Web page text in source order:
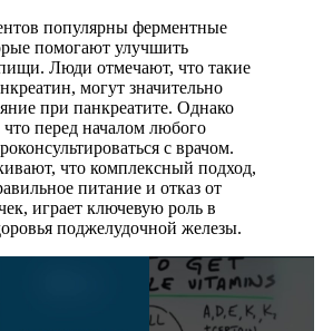
популярны ферментные
помогают улучшить
Люди отмечают, что такие
могут значительно
при панкреатите. Однако
перед началом любого
с врачом.
что комплексный подход,
питание и отказ от
играет ключевую роль в
поджелудочной железы.